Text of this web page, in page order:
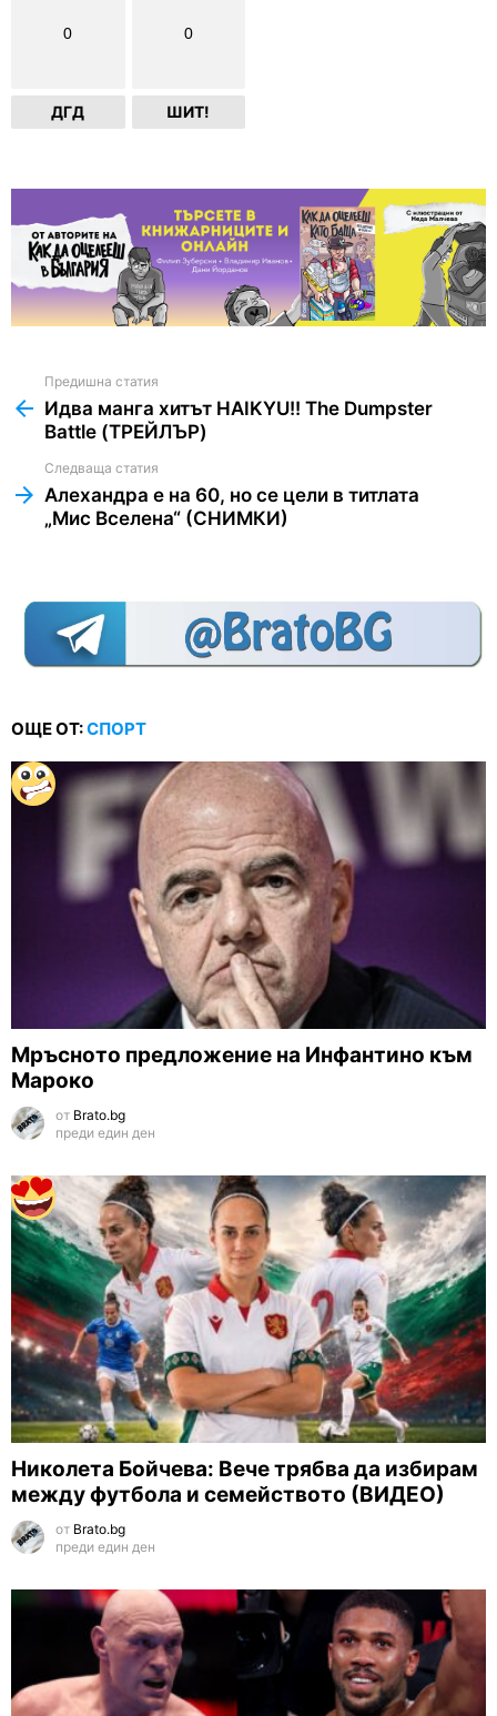
0
ДГД
0
ШИТ!
more
Предишна статия
Идва манга хитът HAIKYU!! The Dumpster
Battle (ТРЕЙЛЪР)
Следваща статия
Алехандра e на 60, но се цели в титлата
„Мис Вселена“ (СНИМКИ)
ОЩЕ ОТ:СПОРТ
Мръсното предложение на Инфантино към
Мароко
от Brato.bg
преди един ден
Николета Бойчева: Вече трябва да избирам
между футбола и семейството (ВИДЕО)
от Brato.bg
преди един ден